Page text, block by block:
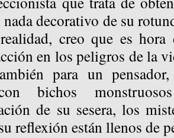
decorativo de su
creo que es
en los peligros de la
para un
bichos
de su sesera, los
reflexión están llenos de